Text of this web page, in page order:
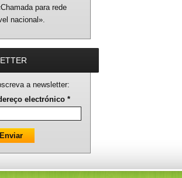
para rede
nacional».
a newsletter:
electrónico *